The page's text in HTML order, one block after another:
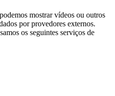
mostrar vídeos ou outros
por provedores externos.
os seguintes serviços de